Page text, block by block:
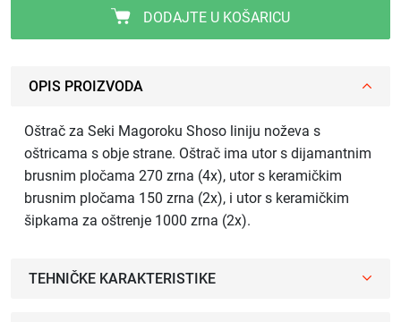
DODAJTE U KOŠARICU
OPIS PROIZVODA
Oštrač za Seki Magoroku Shoso liniju noževa s
oštricama s obje strane. Oštrač ima utor s dijamantnim
brusnim pločama 270 zrna (4x), utor s keramičkim
brusnim pločama 150 zrna (2x), i utor s keramičkim
šipkama za oštrenje 1000 zrna (2x).
TEHNIČKE KARAKTERISTIKE